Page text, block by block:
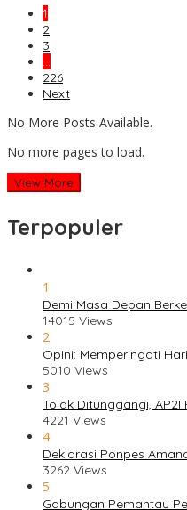
1
2
3
…
226
Next
No More Posts Available.
No more pages to load.
View More
Terpopuler
1
Demi Masa Depan
14015 Views
2
Opini: Memperingati
5010 Views
3
Tolak Ditunggangi,
4221 Views
4
Deklarasi Ponpes
3262 Views
5
Gabungan Pemantau